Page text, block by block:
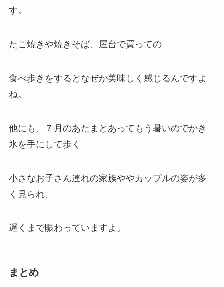
す。
たこ焼きや焼きそば、屋台で買っての
食べ歩きをするとなぜか美味しく感じるんですよ
ね。
他にも、７月のあたまとあってもう暑いのでかき
氷を手にして歩く
小さなお子さん連れの家族ややカップルの姿が多
く見られ、
遅くまで賑わっていますよ。
まとめ